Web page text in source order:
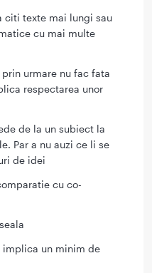
citi texte mai lungi sau
cu mai multe
urmare nu fac fata
respectarea unor
de la un subiect la
Par a nu auzi ce li se
de idei
cu co-
implica un minim de